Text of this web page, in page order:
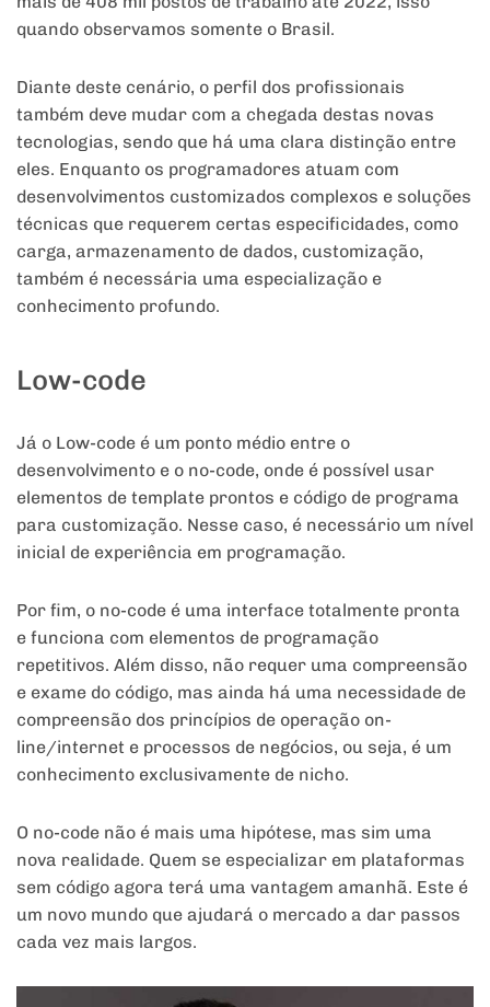
quando observamos somente o Brasil.
Diante deste cenário, o perfil dos profissionais
também deve mudar com a chegada destas novas
tecnologias, sendo que há uma clara distinção entre
eles. Enquanto os programadores atuam com
desenvolvimentos customizados complexos e soluções
técnicas que requerem certas especificidades, como
carga, armazenamento de dados, customização,
também é necessária uma especialização e
conhecimento profundo.
Low-code
Já o Low-code é um ponto médio entre o
desenvolvimento e o no-code, onde é possível usar
elementos de template prontos e código de programa
para customização. Nesse caso, é necessário um nível
inicial de experiência em programação.
Por fim, o no-code é uma interface totalmente pronta
e funciona com elementos de programação
repetitivos. Além disso, não requer uma compreensão
e exame do código, mas ainda há uma necessidade de
compreensão dos princípios de operação on-
line/internet e processos de negócios, ou seja, é um
conhecimento exclusivamente de nicho.
O no-code não é mais uma hipótese, mas sim uma
nova realidade. Quem se especializar em plataformas
sem código agora terá uma vantagem amanhã. Este é
um novo mundo que ajudará o mercado a dar passos
cada vez mais largos.